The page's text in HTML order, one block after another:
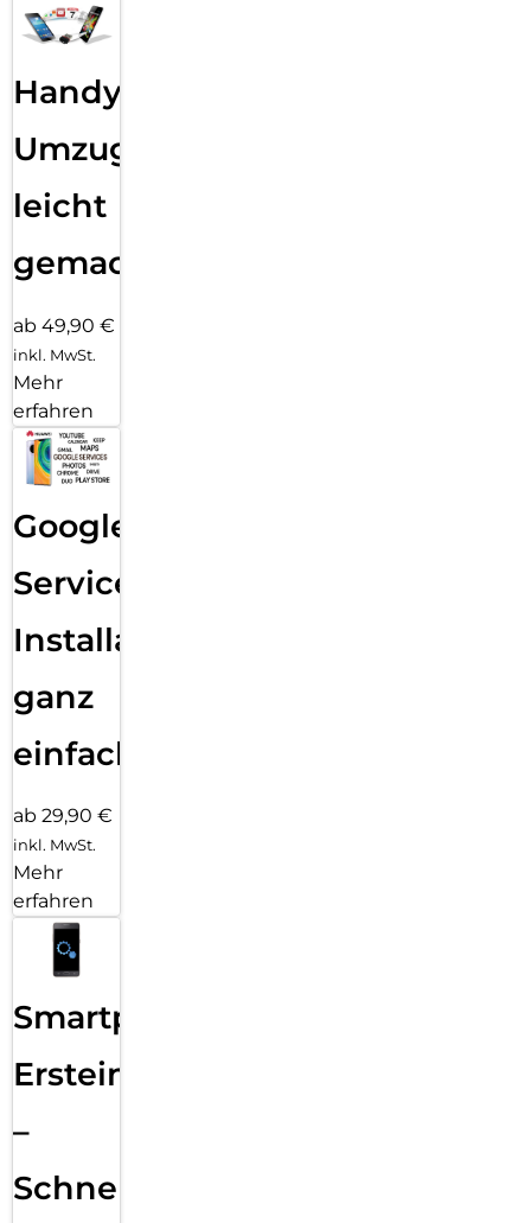
Handy
Umzug
leicht
gemacht!
ab 49,90 €
inkl. MwSt.
Mehr
erfahren
Google
Services
Installation
ganz
einfach
ab 29,90 €
inkl. MwSt.
Mehr
erfahren
Smartphone
Ersteinrichtung
–
Schnelle